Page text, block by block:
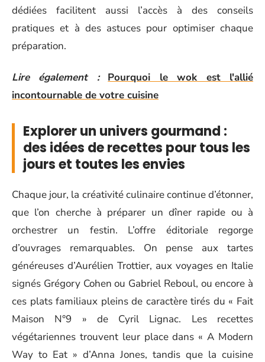
dédiées facilitent aussi l’accès à des conseils
pratiques et à des astuces pour optimiser chaque
préparation.
Lire également :
Pourquoi le wok est l'allié
incontournable de votre cuisine
Explorer un univers gourmand :
des idées de recettes pour tous les
jours et toutes les envies
Chaque jour, la créativité culinaire continue d’étonner,
que l’on cherche à préparer un dîner rapide ou à
orchestrer un festin. L’offre éditoriale regorge
d’ouvrages remarquables. On pense aux tartes
généreuses d’Aurélien Trottier, aux voyages en Italie
signés Grégory Cohen ou Gabriel Reboul, ou encore à
ces plats familiaux pleins de caractère tirés du « Fait
Maison N°9 » de Cyril Lignac. Les recettes
végétariennes trouvent leur place dans « A Modern
Way to Eat » d’Anna Jones, tandis que la cuisine